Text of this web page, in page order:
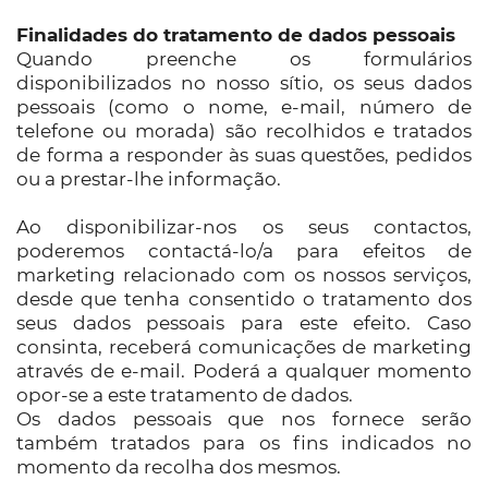
Finalidades do tratamento de dados pessoais
Quando preenche os formulários
disponibilizados no nosso sítio, os seus dados
pessoais (como o nome, e-mail, número de
telefone ou morada) são recolhidos e tratados
de forma a responder às suas questões, pedidos
ou a prestar-lhe informação.
Ao disponibilizar-nos os seus contactos,
poderemos contactá-lo/a para efeitos de
marketing relacionado com os nossos serviços,
desde que tenha consentido o tratamento dos
seus dados pessoais para este efeito. Caso
consinta, receberá comunicações de marketing
através de e-mail. Poderá a qualquer momento
opor-se a este tratamento de dados.
Os dados pessoais que nos fornece serão
também tratados para os fins indicados no
momento da recolha dos mesmos.